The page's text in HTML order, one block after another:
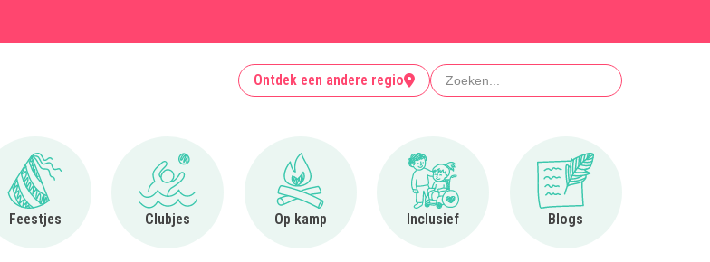
Ontdek een andere regio Zoeken
Feestjes
Ga naar Feestjes
Clubjes
Ga naar Clubjes
Op kamp
Ga naar Op kamp
Inclusief
Ga naar Inclusief
Blogs
Ga naar Blogs